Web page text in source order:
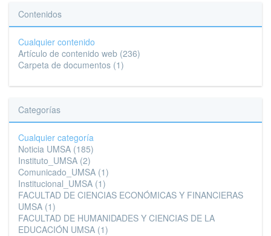
Contenidos
Cualquier contenido
Artículo de contenido web (236)
Carpeta de documentos (1)
Categorías
Cualquier categoría
Noticia UMSA (185)
Instituto_UMSA (2)
Comunicado_UMSA (1)
Institucional_UMSA (1)
FACULTAD DE CIENCIAS ECONÓMICAS Y FINANCIERAS
UMSA (1)
FACULTAD DE HUMANIDADES Y CIENCIAS DE LA
EDUCACIÓN UMSA (1)